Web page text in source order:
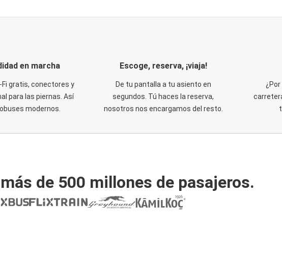
en marcha
Fi gratis, conectores y
para las piernas. Así
modernos.
Escoge, reserva, ¡viaja!
De tu pantalla a tu asiento en
segundos. Tú haces la reserva,
nosotros nos encargamos del resto.
de 500 millones de pasajeros.